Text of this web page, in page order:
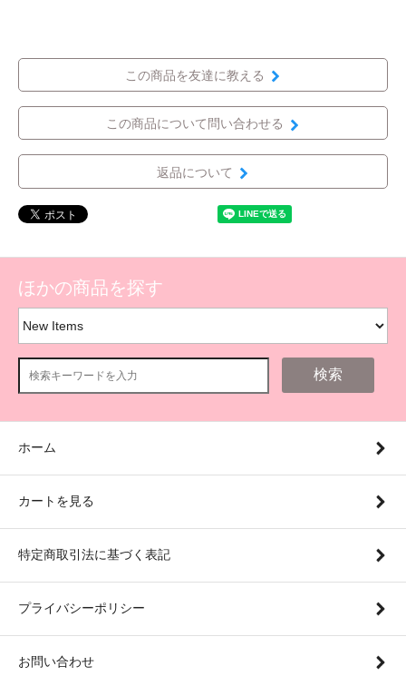
この商品を友達に教える
この商品について問い合わせる
返品について
ほかの商品を探す
検索
ホーム
カートを見る
特定商取引法に基づく表記
プライバシーポリシー
お問い合わせ